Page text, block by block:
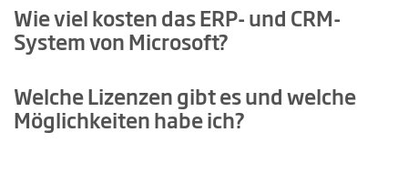
Wie viel kosten das ERP- und CRM-
System von Microsoft?
Welche Lizenzen gibt es und welche
Möglichkeiten habe ich?